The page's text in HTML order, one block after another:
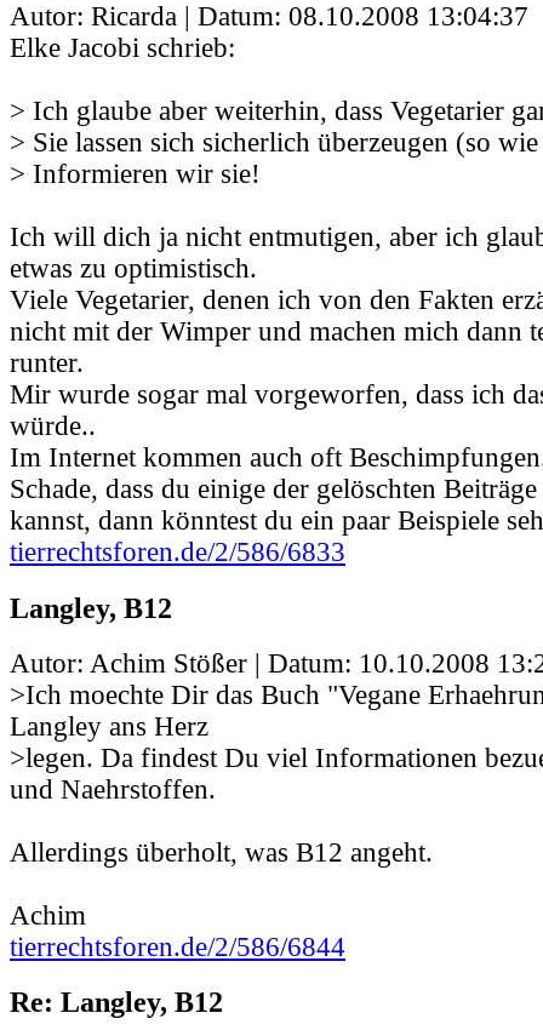
Autor: Ricarda | Datum: 08.10.2008 13:04:37
Elke Jacobi schrieb:
> Ich glaube aber weiterhin, dass Vegetarier
> Sie lassen sich sicherlich überzeugen (so
> Informieren wir sie!
Ich will dich ja nicht entmutigen, aber ich
etwas zu optimistisch.
Viele Vegetarier, denen ich von den Fakten
nicht mit der Wimper und machen mich dann
runter.
Mir wurde sogar mal vorgeworfen, dass ich
würde..
Im Internet kommen auch oft
Schade, dass du einige der gelöschten
kannst, dann könntest du ein paar Beispiele
tierrechtsforen.de/2/586/6833
Langley, B12
Autor: Achim Stößer | Datum: 10.10.2008
>Ich moechte Dir das Buch "Vegane
Langley ans Herz
>legen. Da findest Du viel Informationen
und Naehrstoffen.
Allerdings überholt, was B12 angeht.
Achim
tierrechtsforen.de/2/586/6844
Re: Langley, B12